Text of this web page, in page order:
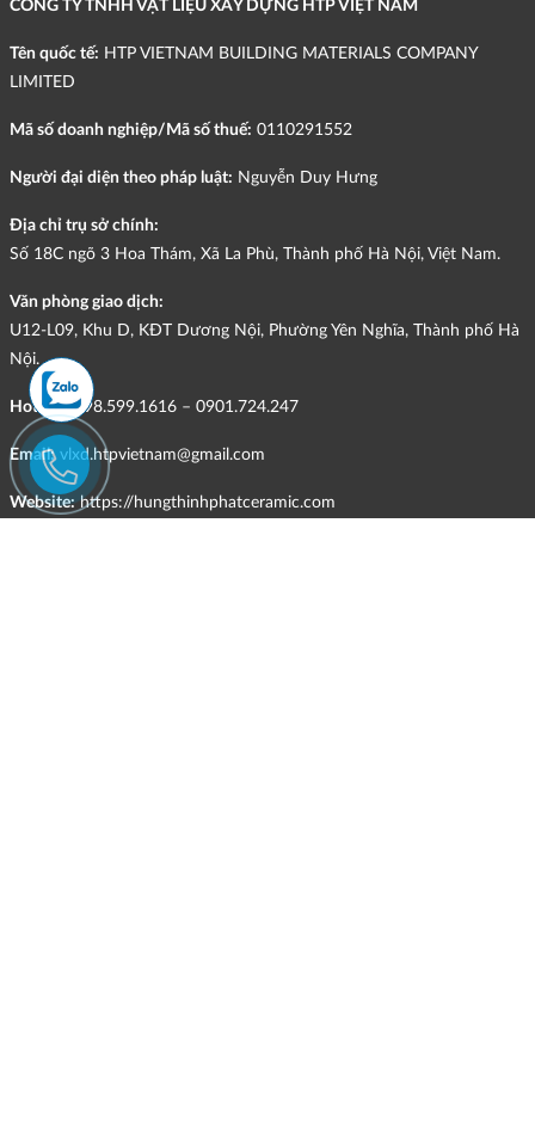
CÔNG TY TNHH VẬT LIỆU XÂY DỰNG HTP VIỆT NAM
Tên quốc tế: HTP VIETNAM BUILDING MATERIALS COMPANY
LIMITED
Mã số doanh nghiệp/Mã số thuế: 0110291552
Người đại diện theo pháp luật: Nguyễn Duy Hưng
Địa chỉ trụ sở chính:
Số 18C ngõ 3 Hoa Thám, Xã La Phù, Thành phố Hà Nội, Việt Nam.
Văn phòng giao dịch:
U12-L09, Khu D, KĐT Dương Nội, Phường Yên Nghĩa, Thành phố Hà
Nội.
Hotline:098.599.1616 – 0901.724.247
Email: vlxd.htpvietnam@gmail.com
Website: https://hungthinhphatceramic.com